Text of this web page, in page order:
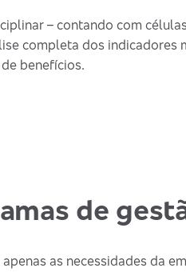
– contando com
completa dos indicadores
benefícios.
de
apenas as necessidades da